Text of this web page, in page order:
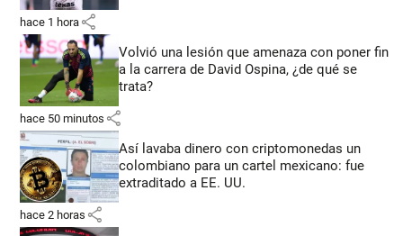
hace 1 hora share
Volvió una lesión que amenaza con poner fin
a la carrera de David Ospina, ¿de qué se
trata?
hace 50 minutos share
Así lavaba dinero con criptomonedas un
colombiano para un cartel mexicano: fue
extraditado a EE. UU.
hace 2 horas share